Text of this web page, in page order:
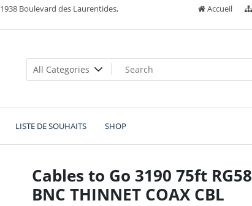
1938 Boulevard des Laurentides,
Accueil
LISTE DE SOUHAITS SHOP
Cables to Go 3190 75ft RG58
BNC THINNET COAX CBL